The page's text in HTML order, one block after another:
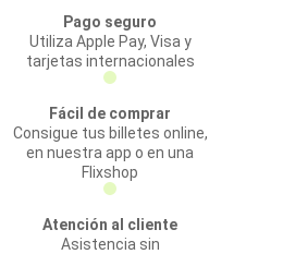
Pago seguro
Utiliza Apple Pay, Visa y
tarjetas internacionales
Fácil de comprar
Consigue tus billetes online,
en nuestra app o en una
Flixshop
Atención al cliente
Asistencia sin